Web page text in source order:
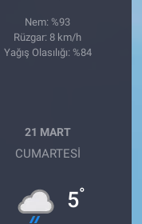
Nem: %93
Rüzgar: 8 km/h
Yağış Olasılığı: %84
21 MART
CUMARTESI
5°